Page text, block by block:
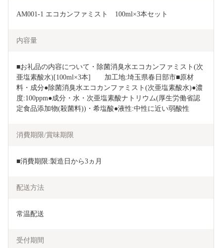
AM001-1 エコカンファミスト　100ml×3本セット
内容量
■お礼品の内容について・除菌消臭水エコカンファミスト(次
亜塩素酸水)[100ml×3本]　　加工地:埼玉県春日部市■原材
料・成分●除菌消臭水エコカンファミスト(次亜塩素酸水)●濃
度:100ppm●成分・水・次亜塩素酸ナトリウム(厚生労働省認
定食品添加物(殺菌料))・希塩酸●液性:中性に近い弱酸性
消費期限/賞味期限
■消費期限:製造日から3ヵ月
配送方法
常温配送
受付期間